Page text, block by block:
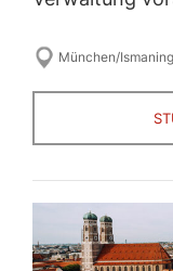
München/Ismaning